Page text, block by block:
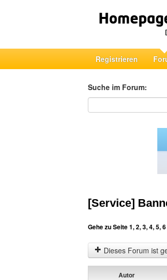
Registrieren
Suche im Forum:
Suche im Forum
[Service]
Gehe zu Seite1,2,3,4,5,6
Dieses Forum ist
Autor